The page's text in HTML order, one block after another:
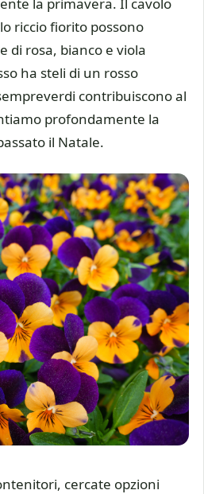
riccio fiorito possono
di rosa, bianco e viola
ha steli di un rosso
contribuiscono al
profondamente la
il Natale.
cercate opzioni